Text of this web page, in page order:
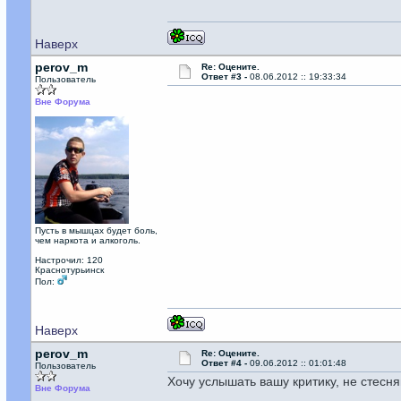
Наверх
perov_m
Пользователь
Вне Форума
Пусть в мышцах будет боль,
чем наркота и алкоголь.
Настрочил: 120
Краснотурьинск
Пол:
Re: Оцените.
Ответ #3 - 08.06.2012 :: 19:33:34
Наверх
perov_m
Пользователь
Вне Форума
Re: Оцените.
Ответ #4 - 09.06.2012 :: 01:01:48
Хочу услышать вашу критику, не